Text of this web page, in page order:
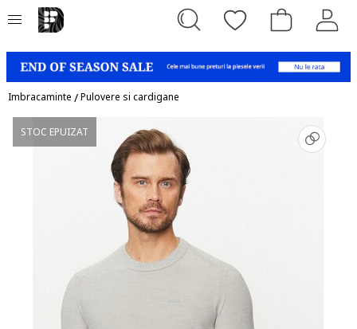
Imbracaminte /Pulovere si cardigane
STOC EPUIZAT